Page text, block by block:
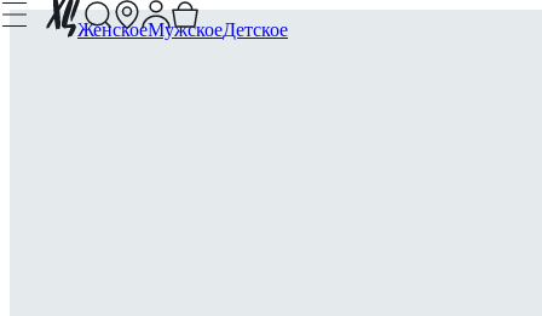
ЖенскоеМужскоеДетское